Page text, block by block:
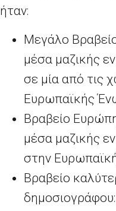
ήταν:
Μεγάλο
μέσα μαζικής
σε μία από τις
Ευρωπαϊκής
Βραβείο
μέσα μαζικής
στην
Βραβείο